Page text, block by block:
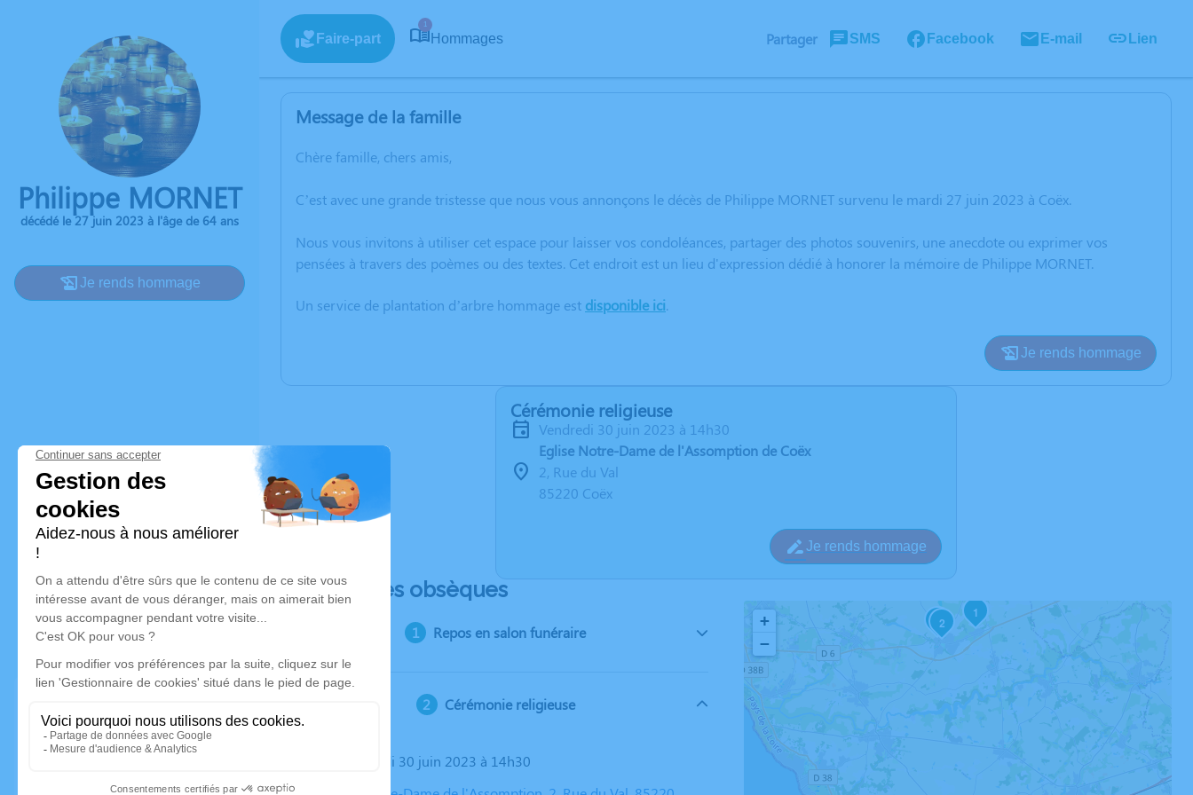
Philippe MORNET
décédé le 27 juin 2023 à l'âge de 64 ans
Je rends hommage
Faire-part
1
Hommages Partager SMS Facebook E-mail Lien
Message de la famille
Chère famille, chers amis,
C’est avec une grande tristesse que nous vous annonçons le décès de Philippe MORNET survenu le mardi 27 juin 2023 à Coëx.
Nous vous invitons à utiliser cet espace pour laisser vos condoléances, partager des photos souvenirs, une anecdote ou exprimer vos
pensées à travers des poèmes ou des textes. Cet endroit est un lieu d'expression dédié à honorer la mémoire de Philippe MORNET.
Un service de plantation d’arbre hommage est disponible ici.
Je rends hommage
Cérémonie religieuse
vendredi 30 juin 2023 à 14h30
Eglise Notre-Dame de l'Assomption de Coëx
2, Rue du Val
85220 Coëx
Je rends hommage
Déroulé des obsèques
Repos en salon funéraire
Cérémonie religieuse
Le vendredi 30 juin 2023 à 14h30
1
2
4
+
−